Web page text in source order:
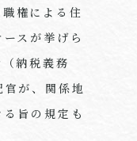
権による住
スが挙げら
納税義務
が、関係地
旨の規定も